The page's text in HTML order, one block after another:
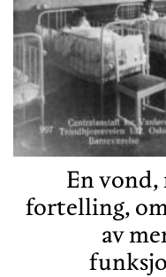
En
fortelling,
av